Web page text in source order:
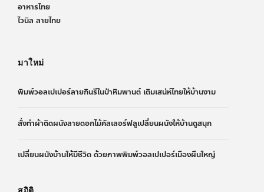
อาหารไทย
ไวนิล ลายไทย
มาใหม่
พิมพ์วอลเปเปอร์ลายกินรีในป่าหิมพานต์ เติมเสน่ห์ไทยให้บ้านงาม
สั่งทำผ้าติดผนังลายดอกไม้คัลเลอร์ฟลูเปลี่ยนผนังให้บ้านดูสนุก
เปลี่ยนผนังบ้านให้มีชีวิต ด้วยภาพพิมพ์วอลเปเปอร์เมืองผืนใหญ่